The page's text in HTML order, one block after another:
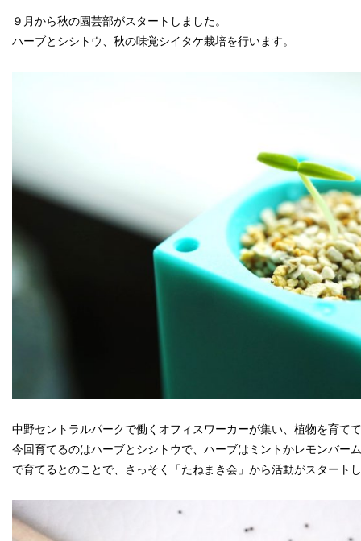
９月から秋の園芸部がスタートしました。
ハーブとシシトウ、秋の味覚シイタケ栽培を行います。
中野セントラルパークで働くオフィスワーカーが集い、植物を育て
今回育てるのはハーブとシシトウで、ハーブはミントかレモンバー
で育てるとのことで、さっそく「たねまき会」から活動がスタート